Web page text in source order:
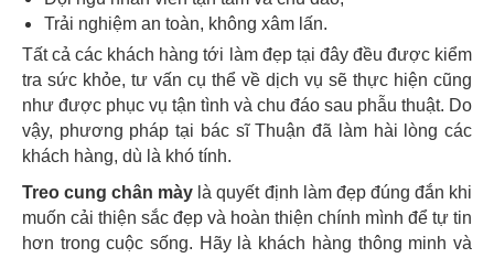
Trải nghiệm an toàn, không xâm lấn.
Tất cả các khách hàng tới làm đẹp tại đây đều được kiểm
tra sức khỏe, tư vấn cụ thể về dịch vụ sẽ thực hiện cũng
như được phục vụ tận tình và chu đáo sau phẫu thuật. Do
vậy, phương pháp tại bác sĩ Thuận đã làm hài lòng các
khách hàng, dù là khó tính.
Treo cung chân mày là quyết định làm đẹp đúng đắn khi
muốn cải thiện sắc đẹp và hoàn thiện chính mình để tự tin
hơn trong cuộc sống. Hãy là khách hàng thông minh và